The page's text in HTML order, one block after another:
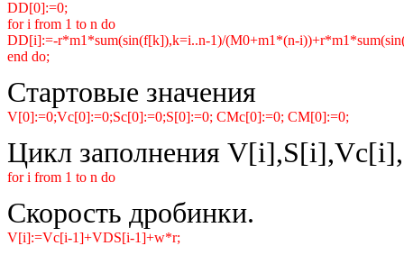
DD[0]:=0;
for i from 1 to n do
DD[i]:=-r*m1*sum(sin(f[k]),k=i..n-1)/(M0+m1*(n-
end do;
Стартовые значения
V[0]:=0;Vc[0]:=0;Sc[0]:=0;S[0]:=0; CMc[0]:=0; CM[0]:=0;
Цикл заполнения
for i from 1 to n do
Скорость дробинки.
V[i]:=Vc[i-1]+VDS[i-1]+w*r;